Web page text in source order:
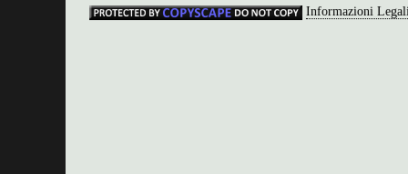
Informazioni